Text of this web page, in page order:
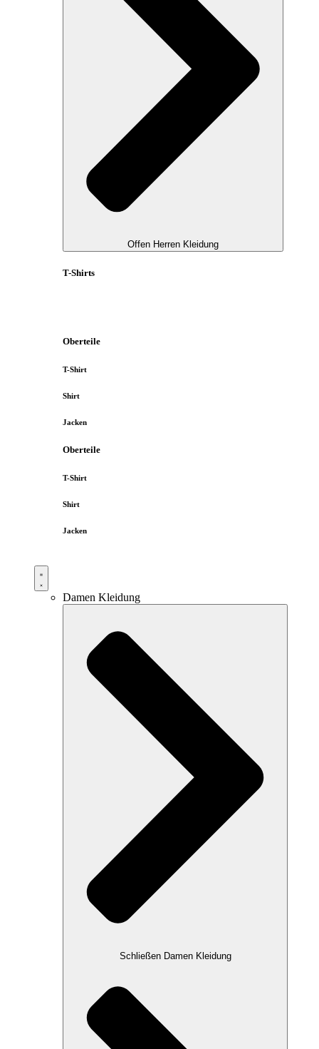
Offen Herren Kleidung
T-Shirts
Oberteile
T-Shirt
Shirt
Jacken
Oberteile
T-Shirt
Shirt
Jacken
Damen Kleidung
Schließen Damen Kleidung